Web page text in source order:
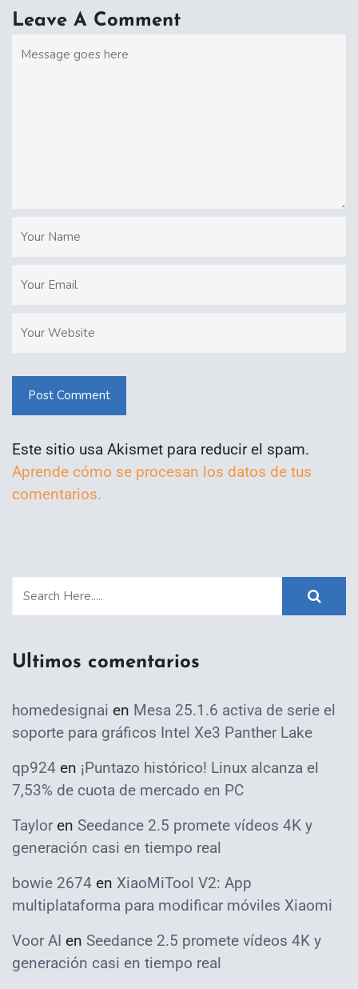
Leave A Comment
Post Comment
Este sitio usa Akismet para reducir el spam.
Aprende cómo se procesan los datos de tus
comentarios.
Ultimos comentarios
homedesignai en Mesa 25.1.6 activa de serie el
soporte para gráficos Intel Xe3 Panther Lake
qp924 en ¡Puntazo histórico! Linux alcanza el
7,53% de cuota de mercado en PC
Taylor en Seedance 2.5 promete vídeos 4K y
generación casi en tiempo real
bowie 2674 en XiaoMiTool V2: App
multiplataforma para modificar móviles Xiaomi
Voor AI en Seedance 2.5 promete vídeos 4K y
generación casi en tiempo real